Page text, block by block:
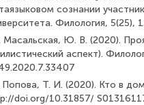
сознании
Филология,
Масальская, Ю. В. (2020).
аспект).
Попова, Т. И. (2020). Кто в
doi.org/10.31857/